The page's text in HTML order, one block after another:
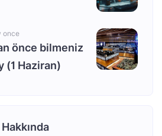
once
önce bilmeniz
(1 Haziran)